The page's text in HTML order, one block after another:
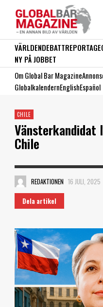
VÄRLDENDEBATTREPORTAGE
NY PÅ JOBBET
Om Global Bar Magazine
GlobalkalendernEnglishEspañol
CHILE
Chile
REDAKTIONEN 16 JULI, 2025
Dela artikel